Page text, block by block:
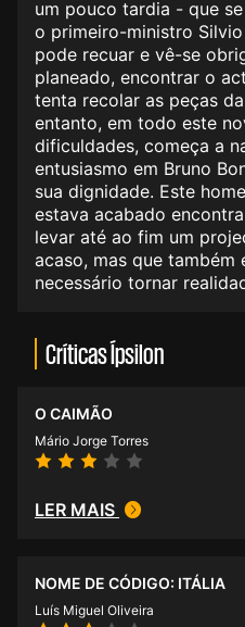
um pouco tardia - que
o primeiro-ministro
pode recuar e vê-se
planeado, encontrar o
tenta recolar as peças
entanto, em todo este
dificuldades, começa a
entusiasmo em Bruno
sua dignidade. Este
estava acabado
levar até ao fim um
acaso, mas que também
necessário tornar
Críticas Ípsilon
O CAIMÃO
Mário Jorge Torres
LER MAIS
NOME DE CÓDIGO: ITÁLIA
Luís Miguel Oliveira